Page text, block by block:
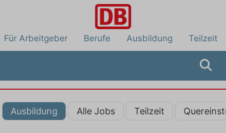
Für Arbeitgeber Berufe Ausbildung Teilzeit
Ausbildung Alle Jobs Teilzeit